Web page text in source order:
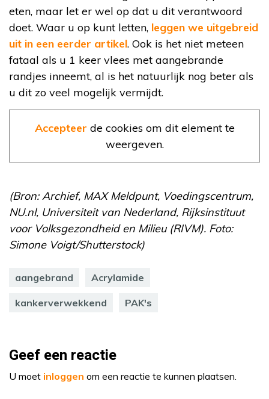
eten, maar let er wel op dat u dit verantwoord
doet. Waar u op kunt letten, leggen we uitgebreid
uit in een eerder artikel. Ook is het niet meteen
fataal als u 1 keer vlees met aangebrande
randjes inneemt, al is het natuurlijk nog beter als
u dit zo veel mogelijk vermijdt.
Accepteer de cookies om dit element te
weergeven.
(Bron: Archief, MAX Meldpunt, Voedingscentrum,
NU.nl, Universiteit van Nederland, Rijksinstituut
voor Volksgezondheid en Milieu (RIVM). Foto:
Simone Voigt/Shutterstock)
aangebrand Acrylamide
kankerverwekkend PAK's
Geef een reactie
U moet inloggen om een reactie te kunnen plaatsen.